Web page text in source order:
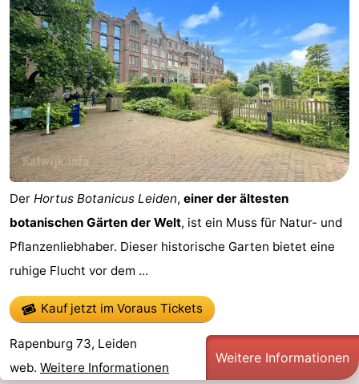
Der Hortus Botanicus Leiden, einer der ältesten
botanischen Gärten der Welt, ist ein Muss für Natur- und
Pflanzenliebhaber. Dieser historische Garten bietet eine
ruhige Flucht vor dem ...
Kauf jetzt im Voraus Tickets
Rapenburg 73, Leiden
web. Weitere Informationen
Weitere Informationen